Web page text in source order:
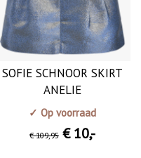
SOFIE SCHNOOR SKIRT
ANELIE
✓ Op voorraad
€ 109,95 € 10,-